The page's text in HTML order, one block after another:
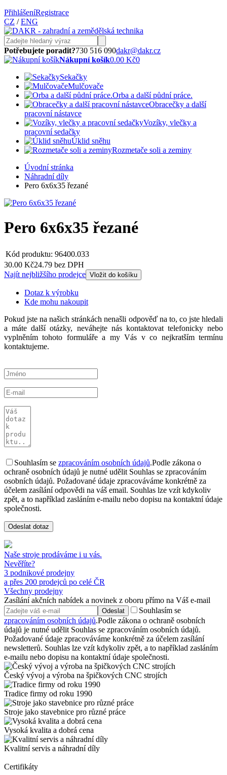
PřihlášeníRegistrace
CZ /ENG
Potřebujete poradit?730 516 090dakr@dakr.cz
Nákupní košík0.00 Kč0
Sekačky
Mulčovače
Orba a další půdní práce.
Obracečky a další
pracovní nástavce
Vozíky, vlečky a
pracovní sedačky
Úklid sněhu
Rozmetače soli a zeminy
Úvodní stránka
Náhradní díly
Pero 6x6x35 řezané
Pero 6x6x35 řezané
Kód produktu: 96400.033
30.00 Kč24.79 bez DPH
Najít nejbližšího prodejce Vložit do košíku
Dotaz k výrobku
Kde mohu nakoupit
Pokud jste na našich stránkách nenašli odpověď na to, co jste hledali
a máte další otázky, neváhejte nás kontaktovat telefonicky nebo
vyplněním tohoto formuláře a my Vás v co nejkratším termínu
kontaktujeme.
Souhlasím se zpracováním osobních údajů.Podle zákona o
ochraně osobních údajů je nutné udělit Souhlas se zpracováním
osobních údajů. Požadované údaje zpracováváme konkrétně za
účelem zasílání odpovědi na váš email. Souhlas lze vzít kdykoliv
zpět, a to například zasláním e-mailu nebo dopisu na kontaktní údaje
společnosti.
Odeslat dotaz
Naše stroje prodáváme i u vás.
Nevěříte?
3 podnikové prodejny
a přes 200 prodejců po celé ČR
Všechny prodejny
Zasílání akčních nabídek a novinek z oboru přímo na Váš e-mail
Odeslat
Souhlasím se
zpracováním osobních údajů.Podle zákona o ochraně osobních
údajů je nutné udělit Souhlas se zpracováním osobních údajů.
Požadované údaje zpracováváme konkrétně za účelem zasílání
newsletterů. Souhlas lze vzít kdykoliv zpět, a to například zasláním
e-mailu nebo dopisu na kontaktní údaje společnosti.
Český vývoj a výroba na špičkových CNC strojích
Tradice firmy od roku 1990
Stroje jako stavebnice pro různé práce
Vysoká kvalita a dobrá cena
Kvalitní servis a náhradní díly
Certifikáty